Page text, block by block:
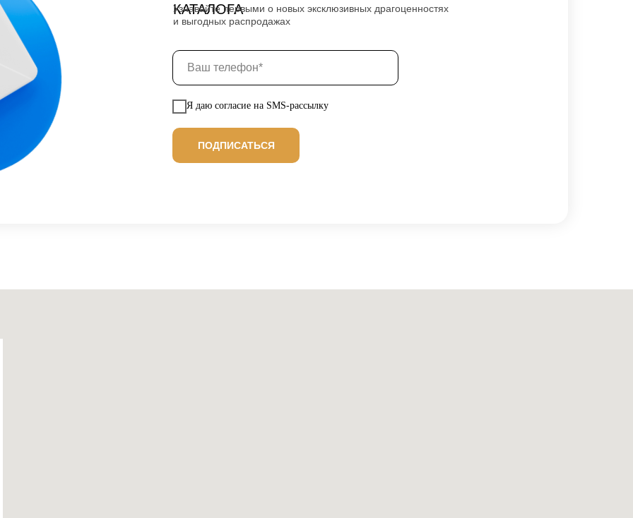
Я даю согласие на SMS-рассылку
ПОДПИСАТЬСЯ
КАТАЛОГА
Узнавайте первыми о новых эксклюзивных драгоценностях
и выгодных распродажах